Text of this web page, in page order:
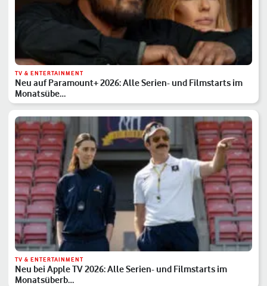
TV & ENTERTAINMENT
Neu auf Paramount+ 2026: Alle Serien- und Filmstarts im
Monatsübe…
TV & ENTERTAINMENT
Neu bei Apple TV 2026: Alle Serien- und Filmstarts im
Monatsüberb…